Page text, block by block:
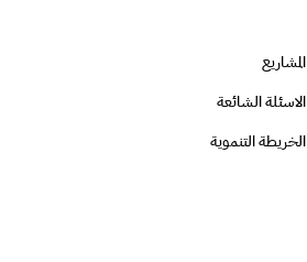
المشاريع
الاسئلة الشائعة
الخريطة التنموية